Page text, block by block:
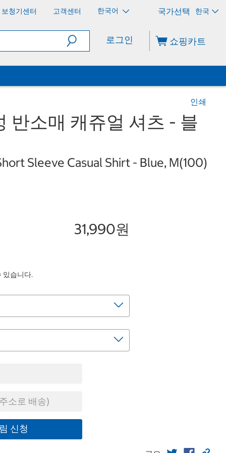
보청기센터 고객센터 한국어 한국
로그인 쇼핑카트
인쇄
반소매 캐쥬얼 셔츠 - 블
Sleeve Casual Shirt - Blue, M(100)
31,990원
있습니다.
소로 배송)
신청